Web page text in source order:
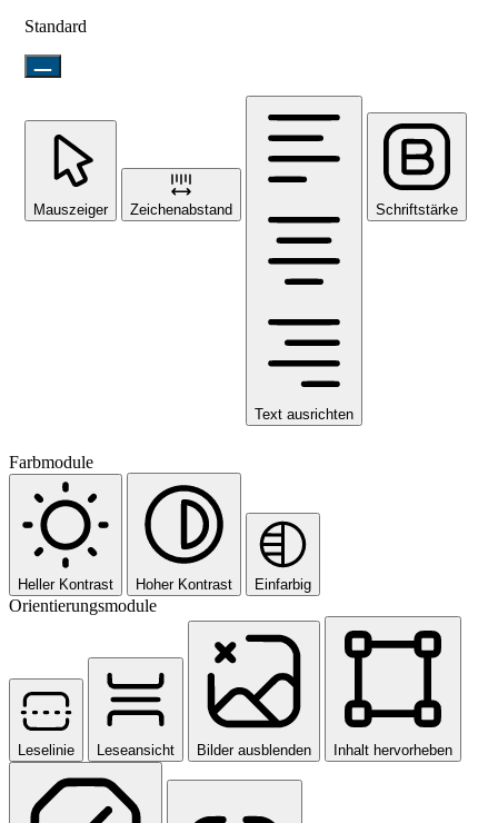
Standard
Mauszeiger Zeichenabstand
Text ausrichten
Schriftstärke
Farbmodule
Heller Kontrast Hoher Kontrast Einfarbig
Orientierungsmodule
Leselinie Leseansicht Bilder ausblenden Inhalt hervorheben